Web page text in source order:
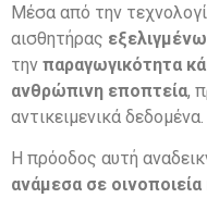
Μέσα από την
αισθητήρας
την παραγωγικότητα
ανθρώπινη εποπτεία,
αντικειμενικά δεδομένα.
Η πρόοδος αυτή
ανάμεσα σε οινοποιεία